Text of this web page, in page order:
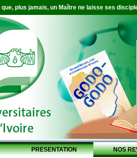
que, plus jamais, un Maître ne laisse ses
PRESENTATION NOS